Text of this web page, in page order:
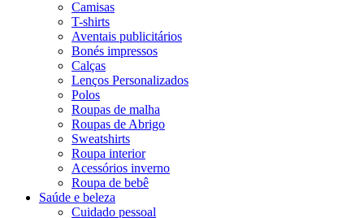
Camisas
T-shirts
Aventais publicitários
Bonés impressos
Calças
Lenços Personalizados
Polos
Roupas de malha
Roupas de Abrigo
Sweatshirts
Roupa interior
Acessórios inverno
Roupa de bebê
Saúde e beleza
Cuidado pessoal